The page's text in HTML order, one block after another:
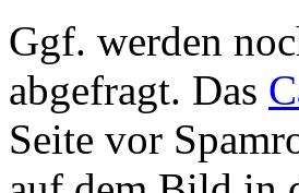
Ggf. werden
abgefragt. Das
Seite vor